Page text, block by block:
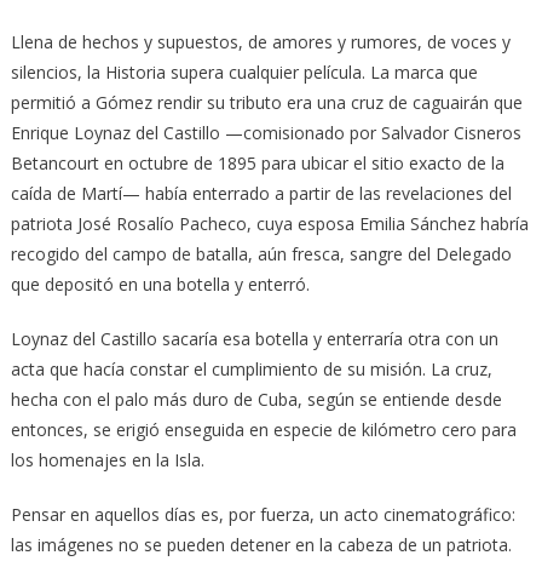
Llena de hechos y supuestos, de amores y rumores, de voces y
silencios, la Historia supera cualquier película. La marca que
permitió a Gómez rendir su tributo era una cruz de caguairán que
Enrique Loynaz del Castillo —comisionado por Salvador Cisneros
Betancourt en octubre de 1895 para ubicar el sitio exacto de la
caída de Martí— había enterrado a partir de las revelaciones del
patriota José Rosalío Pacheco, cuya esposa Emilia Sánchez habría
recogido del campo de batalla, aún fresca, sangre del Delegado
que depositó en una botella y enterró.
Loynaz del Castillo sacaría esa botella y enterraría otra con un
acta que hacía constar el cumplimiento de su misión. La cruz,
hecha con el palo más duro de Cuba, según se entiende desde
entonces, se erigió enseguida en especie de kilómetro cero para
los homenajes en la Isla.
Pensar en aquellos días es, por fuerza, un acto cinematográfico:
las imágenes no se pueden detener en la cabeza de un patriota.